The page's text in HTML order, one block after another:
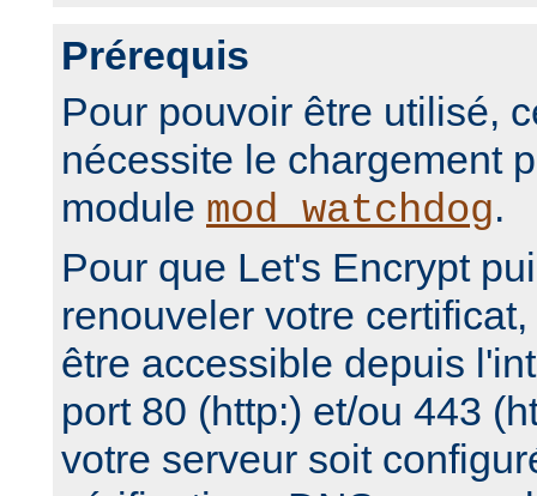
Prérequis
Pour pouvoir être utilisé,
nécessite le chargement
module mod_watchdog.
Pour que Let's Encrypt
renouveler votre
être accessible depuis
port 80 (http:) et/ou 443
votre serveur soit